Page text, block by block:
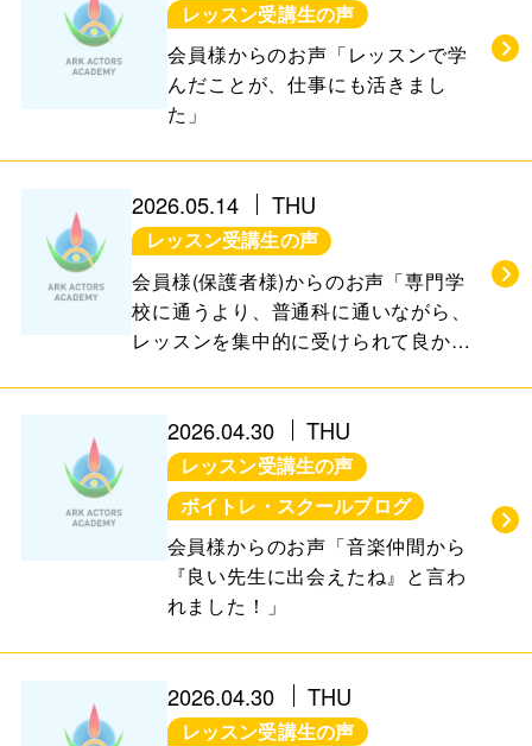
レッスン受講生の声
会員様からのお声「レッスンで学
んだことが、仕事にも活きまし
た」
2026.05.14 THU
レッスン受講生の声
会員様(保護者様)からのお声「専門学
校に通うより、普通科に通いながら、
レッスンを集中的に受けられて良かっ
2026.04.30 THU
レッスン受講生の声
ボイトレ・スクールブログ
会員様からのお声「音楽仲間から
『良い先生に出会えたね』と言わ
れました！」
2026.04.30 THU
レッスン受講生の声